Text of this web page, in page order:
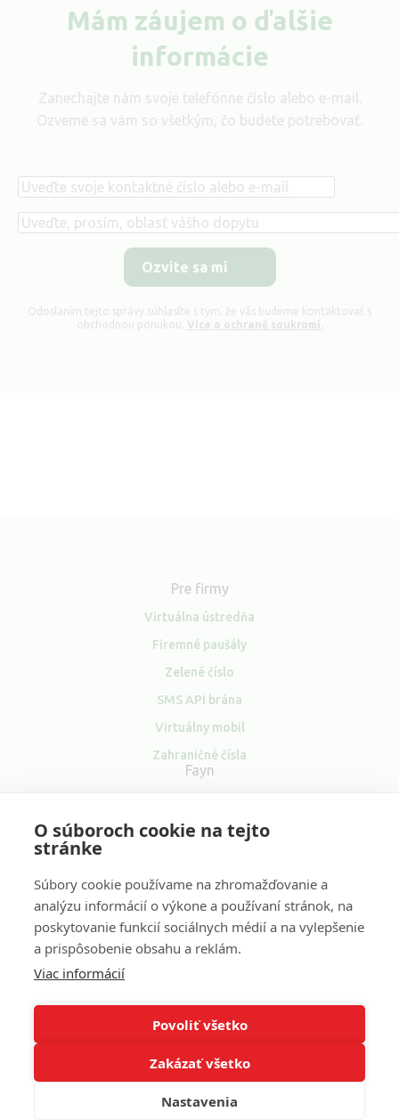
O súboroch cookie na tejto
stránke
Súbory cookie používame na zhromažďovanie a
analýzu informácií o výkone a používaní stránok, na
poskytovanie funkcií sociálnych médií a na vylepšenie
a prispôsobenie obsahu a reklám.
Viac informácií
Povoliť všetko
Zakázať všetko
Nastavenia
Mám záujem o ďalšie
informácie
Zanechajte nám svoje telefónne číslo alebo e-mail.
Ozveme sa vám so všetkým, čo budete potrebovať.
Telefon
Téma
záujmu
Odoslaním tejto správy súhlasíte s tým, že vás budeme kontaktovať s
obchodnou ponukou.
Více o ochraně soukromí.
Pre firmy
Virtuálna ústredňa
Firemné paušály
Zelené číslo
SMS API brána
Virtuálny mobil
Zahraničné čísla
Fayn
Kontakt
Sociální
Naše ďalšie projekty:
Copyright © 2001–2026 FAYN Telecommunications s.r.o. All
Made with
inLESENSKY.CZ